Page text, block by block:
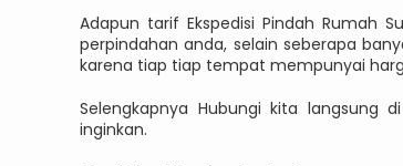
Adapun tarif Ekspedisi Pindah Rumah
perpindahan anda, selain seberapa
karena tiap tiap tempat mempunyai
Selengkapnya Hubungi kita
inginkan.